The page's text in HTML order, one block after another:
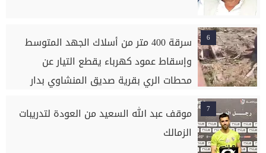
6
سرقة 400 متر من أسلاك الجهد المتوسط
وإسقاط عمود كهرباء يقطع التيار عن
محطات الري بقرية صديق المنشاوي بدار
7
موقف عبد الله السعيد من العودة لتدريبات
الزمالك